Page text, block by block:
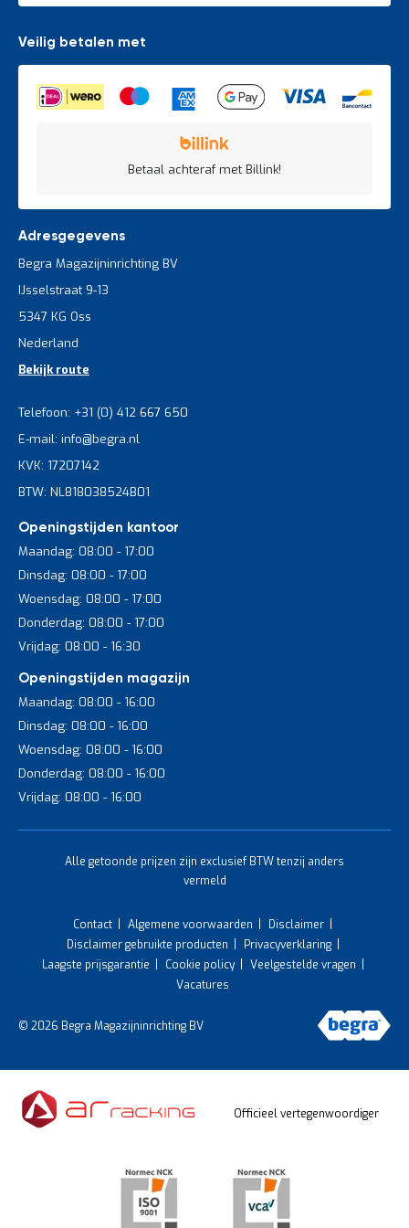
Veilig betalen met
Betaal achteraf met Billink!
Adresgegevens
Begra Magazijninrichting BV
IJsselstraat 9-13
5347 KG Oss
Nederland
Bekijk route
Telefoon: +31 (0) 412 667 650
E-mail: info@begra.nl
KVK: 17207142
BTW: NL818038524B01
Openingstijden kantoor
Maandag: 08:00 - 17:00
Dinsdag: 08:00 - 17:00
Woensdag: 08:00 - 17:00
Donderdag: 08:00 - 17:00
Vrijdag: 08:00 - 16:30
Openingstijden magazijn
Maandag: 08:00 - 16:00
Dinsdag: 08:00 - 16:00
Woensdag: 08:00 - 16:00
Donderdag: 08:00 - 16:00
Vrijdag: 08:00 - 16:00
Alle getoonde prijzen zijn exclusief BTW tenzij anders
vermeld
Contact Algemene voorwaarden
Disclaimer
Disclaimer gebruikte producten
Privacyverklaring
Laagste prijsgarantie
Cookie policy
Veelgestelde vragen
Vacatures
© 2026 Begra Magazijninrichting BV
Officieel vertegenwoordiger